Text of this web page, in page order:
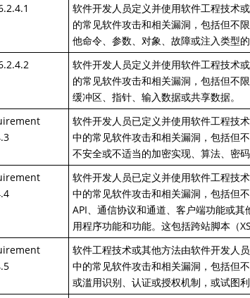
软件开发人员定义并使用软件工程技术
的常见软件攻击和相关漏洞，包括但不
他命令、参数、对象、故障或注入类型的
软件开发人员定义并使用软件工程技术
的常见软件攻击和相关漏洞，包括但不
缓冲区、指针、输入数据或共享数据。
软件开发人员已定义并使用软件工程技
中的常见软件攻击和相关漏洞，包括但
不安全或不适当的加密实现、算法、密码
软件开发人员已定义并使用软件工程技
中的常见软件攻击和相关漏洞，包括但
API、通信协议和通道、客户端功能或
用程序功能和功能。这包括跨站脚本（
软件工程技术或其他方法由软件开发人
中的常见软件攻击和相关漏洞，包括但
或滥用识别、认证或授权机制，或试图